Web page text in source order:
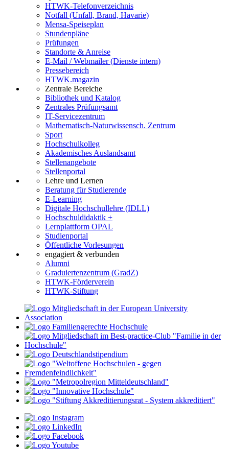
HTWK-Telefonverzeichnis
Notfall (Unfall, Brand, Havarie)
Mensa-Speiseplan
Stundenpläne
Prüfungen
Standorte & Anreise
E-Mail / Webmailer (Dienste intern)
Pressebereich
HTWK.magazin
Zentrale Bereiche
Bibliothek und Katalog
Zentrales Prüfungsamt
IT-Servicezentrum
Mathematisch-Naturwissensch. Zentrum
Sport
Hochschulkolleg
Akademisches Auslandsamt
Stellenangebote
Stellenportal
Lehre und Lernen
Beratung für Studierende
E-Learning
Digitale Hochschullehre (IDLL)
Hochschuldidaktik +
Lernplattform OPAL
Studienportal
Öffentliche Vorlesungen
engagiert & verbunden
Alumni
Graduiertenzentrum (GradZ)
HTWK-Förderverein
HTWK-Stiftung